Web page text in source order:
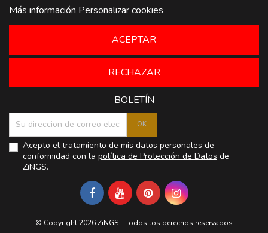
Más información Personalizar cookies
RECHAZAR
ACEPTAR
BOLETÍN
Acepto el tratamiento de mis datos personales de
conformidad con la política de Protección de Datos de
ZiNGS.
© Copyright 2026 ZiNGS - Todos los derechos reservados